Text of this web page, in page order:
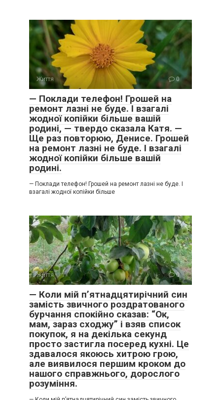
Життя 0
— Поклади телефон! Грошей на
ремонт лазні не буде. І взагалі
жодної копійки більше вашій
родині, — твердо сказала Катя. —
Ще раз повторюю, Денисе. Грошей
на ремонт лазні не буде. І взагалі
жодної копійки більше вашій
родині.
— Поклади телефон! Грошей на ремонт лазні не буде. І
взагалі жодної копійки більше
Життя 0
— Коли мій п’ятнадцятирічний син
замість звичного роздратованого
бурчання спокійно сказав: “Ок,
мам, зараз сходжу” і взяв список
покупок, я на декілька секунд
просто застигла посеред кухні. Це
здавалося якоюсь хитрою грою,
але виявилося першим кроком до
нашого справжнього, дорослого
розуміння.